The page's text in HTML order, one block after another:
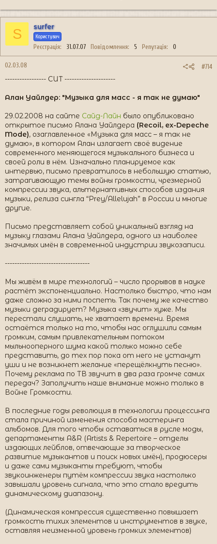
S surfer
Користувач
Реєстрація 31.07.07 Повідомлення 5 Репутація 0
02.03.08 #714
----------------- CUT ---------------------
Алан Уайлдер: "Музыка для масс - я так не думаю"
29.02.2008 на сайте Сайд-Лайн было опубликовано
открытое письмо Алана Уайлдера (Recoil, ex-Depeche
Mode), озаглавленное «Музыка для масс – я так не
думаю», в котором Алан излагает своё видение
современного меняющегося музыкального бизнеса и
своей роли в нём. Изначально планируемое как
интервью, письмо превратилось в небольшую статью,
затрагивающую темы войны громкости, чрезмерной
компрессии звука, альтернативных способов издания
музыки, релиза сингла “Prey/Allelujah” в России и многие
другие.
Письмо представляет собой уникальный взгляд на
музыку глазами Алана Уайлдера, одного из наиболее
значимых имён в современной индустрии звукозаписи.
-----------------------------------
Мы живём в мире технологий – число прорывов в науке
растёт экспоненциально. Настолько быстро, что нам
даже сложно за ними поспеть. Так почему же качество
музыки деградирует? Музыка «звучит» хуже. Мы
перестали слушать, не хватает времени. Время
остаётся только на то, чтобы нас оглушили самым
громким, самым привлекательным потоком
мыльнооперного шума какой только можно себе
представить, до тех пор пока от него не устанут
уши и не возникнет желание «перещёлкнуть песню».
Почему реклама по ТВ звучит в два раза громче самих
передач? Заполучить наше внимание можно только в
Войне Громкости.
В последние годы революция в технологии процессинга
стала причиной изменения способа мастеринга
альбомов. Для того чтобы оставаться в русле моды,
департаменты A&R (Artists & Repertoire – отделы
издающих лейблов, отвечающие за творческое
развитие музыкантов и поиск новых имён), продюсеры
и даже сами музыканты требуют, чтобы
звукоинженеры путём компрессии звука настолько
завышали уровень сигнала, что это стало вредить
динамическому диапазону.
(Динамическая компрессия существенно повышает
громкость тихих элементов и инструментов в звуке,
оставляя неизменной уровень громких элементов)